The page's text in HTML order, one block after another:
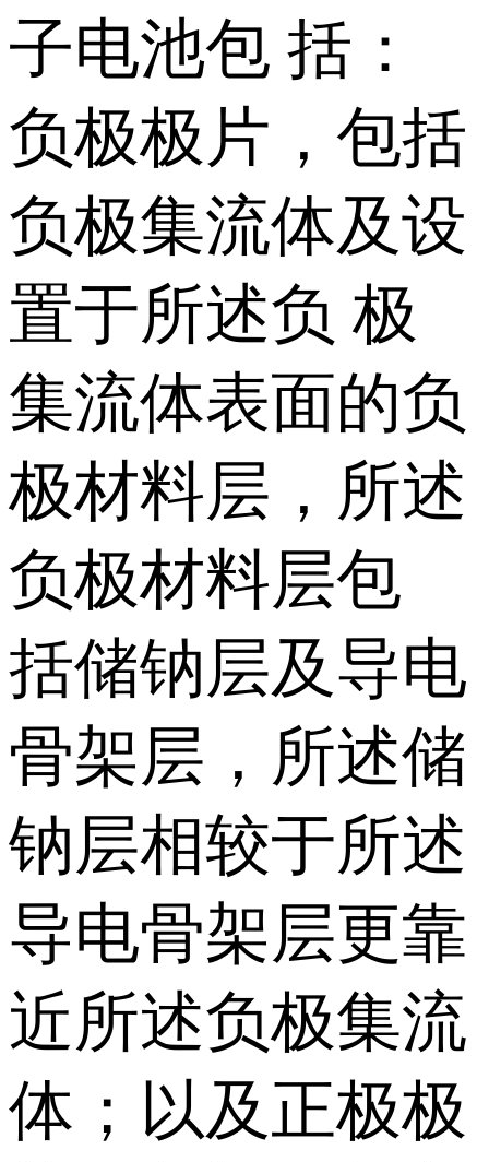
子电池包 括：
负极极片，包括
负极集流体及设
置于所述负 极
集流体表面的负
极材料层，所述
负极材料层包
括储钠层及导电
骨架层，所述储
钠层相较于所述
导电骨架层更靠
近所述负极集流
体；以及正极极